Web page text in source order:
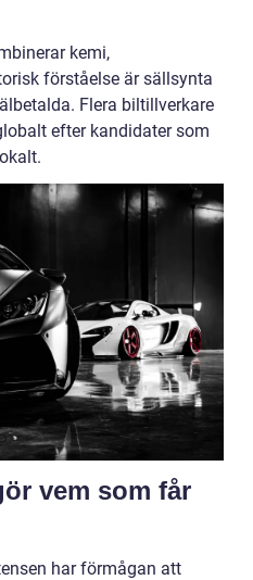
kemi,
förståelse är sällsynta
Flera biltillverkare
efter kandidater som
vem som får
har förmågan att